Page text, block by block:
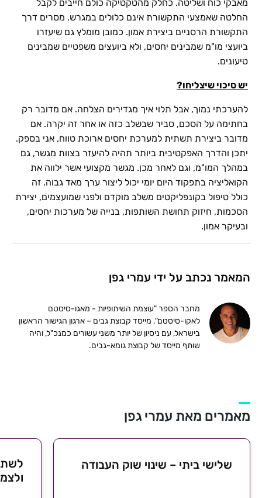
מאבקי כוח ושליטה. כחלק מהטקטיקה כולם חייבים לקבל
החלטה שאמצעי התקשורת אינם כלולים במגרש. מסרים דרך
התקשורת הרסניים ביצירת אמון. כמובן מומלץ גם שיעזרו
ביועצי מו"מ שמבינים יחסים, ולא ביועצים משפטיים שמבינים
טיעונים.
יש סיכוי שיצליחו?
להערכתי נמוך, אבל תלוי איך מגדירים הצלחה. אם מדובר רק
בחתימה על הסכם, סביר שבשלב כזה או אחר זה יקרה. אם
מדובר ביצירת תשתית למערכת יחסים ארוכת טווח, אני בספק.
יתכן והדרך האפקטיבית ביותר תהיה להיעזר בצוות מגשר, גם
במהלך המו"מ, וגם לאחר מכן. מגשר מקצועי אשר ילווה את
הקואליציה בתפקוד היום יומי יכול ליצור ערך מאד גבוה. זה
כולל טיפול בקונפליקטים משלב מוקדם ולפני שמועצמים, יצירת
הסכמות, חיזוק תחושת השותפות, בנייה של מערכות יחסים,
ובעיקר אמון.
המאמר נכתב על ידי עמרי גפן
מחבר הספר "עוצמת השיתופיות - מאגו-סיסטם
לאקו-סיסטם", מייסד קבוצת גבים – ארגון הגישור הראשון
בישראל, עם ניסיון של יותר משני עשורים כמנכ"ל, והיה
שותף מייסד של קבוצת גומא-גבים.
מאמרים מאת עמרי גפן
שלישי ביתי – שינוי שוק העבודה